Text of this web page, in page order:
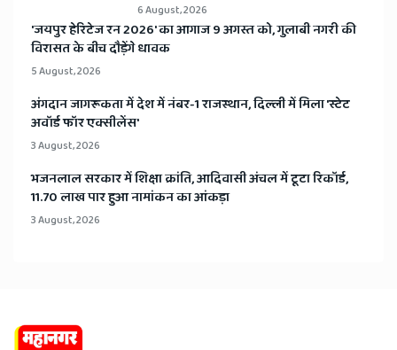
6 August, 2026
​'जयपुर हेरिटेज रन 2026' का आगाज 9 अगस्त को, गुलाबी नगरी की
विरासत के बीच दौड़ेंगे धावक
5 August, 2026
अंगदान जागरूकता में देश में नंबर-1 राजस्थान, दिल्ली में मिला 'स्टेट
अवॉर्ड फॉर एक्सीलेंस'
3 August, 2026
भजनलाल सरकार में शिक्षा क्रांति, आदिवासी अंचल में टूटा रिकॉर्ड,
11.70 लाख पार हुआ नामांकन का आंकड़ा
3 August, 2026